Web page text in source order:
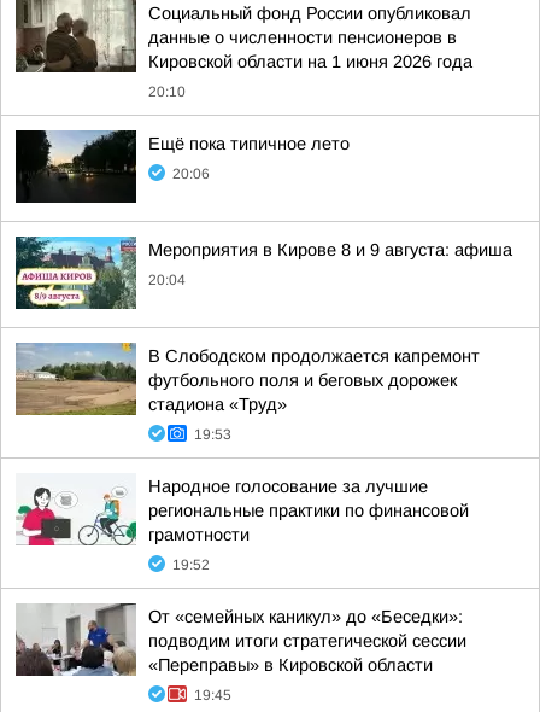
Социальный фонд России опубликовал
данные о численности пенсионеров в
Кировской области на 1 июня 2026 года
20:10
Ещё пока типичное лето
20:06
Мероприятия в Кирове 8 и 9 августа: афиша
20:04
В Слободском продолжается капремонт
футбольного поля и беговых дорожек
стадиона «Труд»
19:53
Народное голосование за лучшие
региональные практики по финансовой
грамотности
19:52
От «семейных каникул» до «Беседки»:
подводим итоги стратегической сессии
«Переправы» в Кировской области
19:45